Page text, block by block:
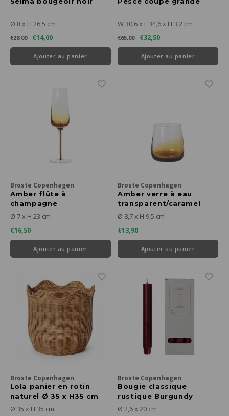
Ø 8 x H 26,5 cm
€28,00 €14,00
Ajouter au panier
W 30,6 x L 34,6 x H 3,2 cm
€65,00 €32,50
Ajouter au panier
Broste Copenhagen
Amber flûte à
champagne
transparent/caramel
Ø 7 x H 23 cm
€16,50
Ajouter au panier
Broste Copenhagen
Amber verre à eau
transparent/caramel
Ø 8,7 x H 9,5 cm
€13,90
Ajouter au panier
Broste Copenhagen
Lola panier en rotin
naturel Ø 35 x H35 cm
Ø 35 x H 35 cm
Broste Copenhagen
Bougie classique
rustique Burgundy
26mm x 20 cm - lot de 6
Ø 2,6 x 20 cm